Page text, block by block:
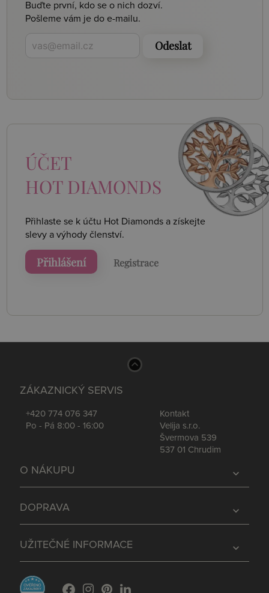
Buďte první, kdo se o nich dozví.
Pošleme vám je do e-mailu.
Odeslat
ÚČET
HOT DIAMONDS
Přihlaste se k účtu Hot Diamonds a získejte
slevy a výhody členství.
Přihlášení Registrace
ZÁKAZNICKÝ SERVIS
+420 774 076 347
Po - Pá 8:00 - 16:00
Kontakt
Velija s.r.o.
Švermova 539
537 01 Chrudim
expand_more
O NÁKUPU
expand_more
DOPRAVA
expand_more
UŽITEČNÉ INFORMACE